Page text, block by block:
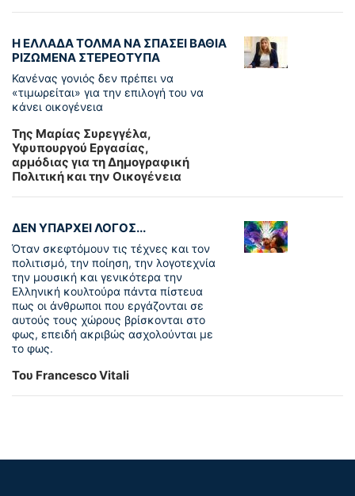
Η ΕΛΛΑΔΑ ΤΟΛΜΑ ΝΑ ΣΠΑΣΕΙ ΒΑΘΙΑ
ΡΙΖΩΜΕΝΑ ΣΤΕΡΕΟΤΥΠΑ
Κανένας γονιός δεν πρέπει να
«τιμωρείται» για την επιλογή του να
κάνει οικογένεια
Της Μαρίας Συρεγγέλα,
Υφυπουργού Εργασίας,
αρμόδιας για τη Δημογραφική
Πολιτική και την Οικογένεια
ΔΕΝ ΥΠΑΡΧΕΙ ΛΟΓΟΣ...
Όταν σκεφτόμουν τις τέχνες και τον
πολιτισμό, την ποίηση, την λογοτεχνία
την μουσική και γενικότερα την
Ελληνική κουλτούρα πάντα πίστευα
πως οι άνθρωποι που εργάζονται σε
αυτούς τους χώρους βρίσκονται στο
φως, επειδή ακριβώς ασχολούνται με
το φως.
Του Francesco Vitali